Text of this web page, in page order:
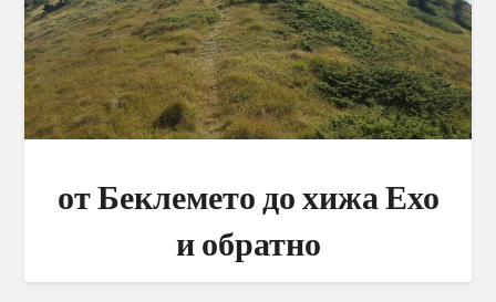
от Беклемето до хижа Ехо
и обратно